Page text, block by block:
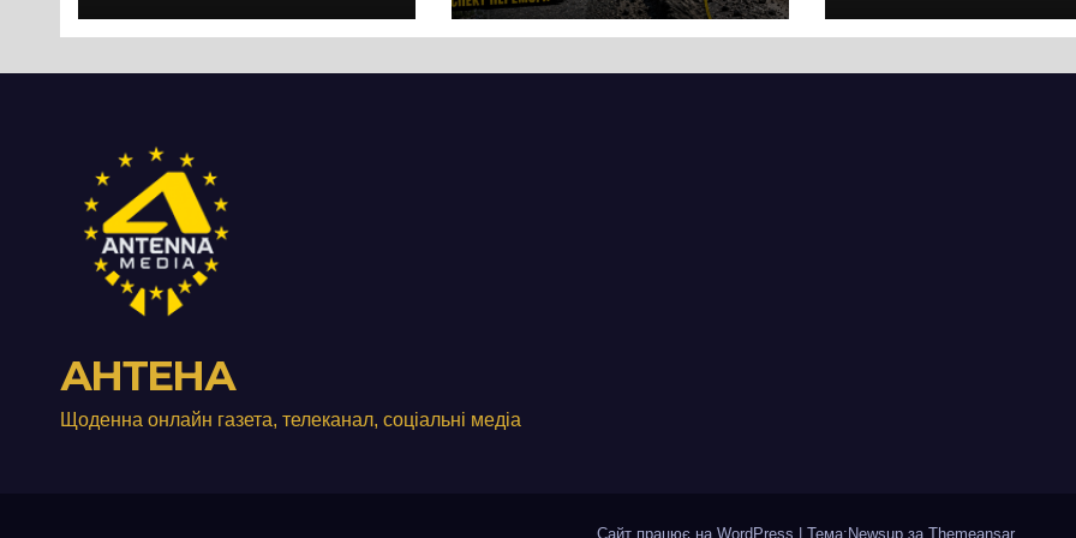
протест до стін
виробництвом
м’яса птиці
Черкас
супермаркету
АНТЕНА
Щоденна онлайн газета, телеканал, соціальні медіа
Сайт працює на WordPress Тема:Newsup за Themeansar.